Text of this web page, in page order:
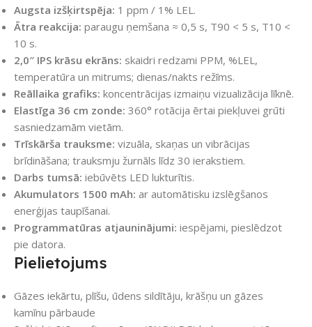
Augsta izšķirtspēja: 1 ppm / 1% LEL.
Ātra reakcija: paraugu ņemšana ≈ 0,5 s, T90 < 5 s, T10 <
10 s.
2,0″ IPS krāsu ekrāns: skaidri redzami PPM, %LEL,
temperatūra un mitrums; dienas/nakts režīms.
Reāllaika grafiks: koncentrācijas izmaiņu vizualizācija līknē.
Elastīga 36 cm zonde: 360° rotācija ērtai piekļuvei grūti
sasniedzamām vietām.
Trīskārša trauksme: vizuāla, skaņas un vibrācijas
brīdināšana; trauksmju žurnāls līdz 30 ierakstiem.
Darbs tumsā: iebūvēts LED lukturītis.
Akumulators 1500 mAh: ar automātisku izslēgšanos
enerģijas taupīšanai.
Programmatūras atjauninājumi: iespējami, pieslēdzot
pie datora.
Pielietojums
Gāzes iekārtu, plīšu, ūdens sildītāju, krāšņu un gāzes
kamīnu pārbaude